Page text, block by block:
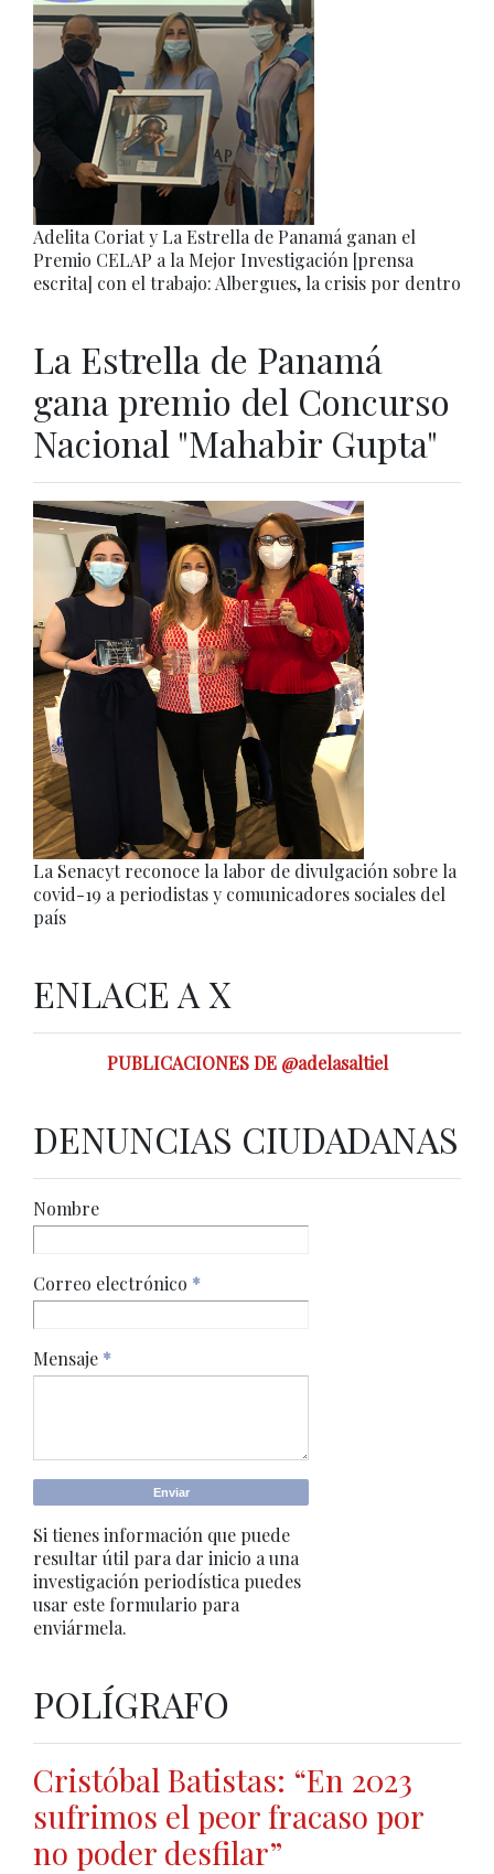
Adelita Coriat y La Estrella de Panamá ganan el
Premio CELAP a la Mejor Investigación [prensa
escrita] con el trabajo: Albergues, la crisis por dentro
La Estrella de Panamá
gana premio del Concurso
Nacional "Mahabir Gupta"
La Senacyt reconoce la labor de divulgación sobre la
covid-19 a periodistas y comunicadores sociales del
país
ENLACE A X
PUBLICACIONES DE @adelasaltiel
DENUNCIAS CIUDADANAS
Nombre
Correo electrónico *
Mensaje *
Si tienes información que puede
resultar útil para dar inicio a una
investigación periodística puedes
usar este formulario para
enviármela.
POLÍGRAFO
Cristóbal Batistas: “En 2023
sufrimos el peor fracaso por
no poder desfilar”